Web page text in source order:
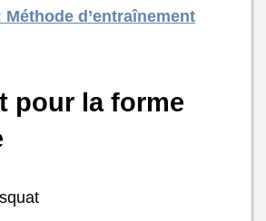
Méthode d’entraînement
pour la forme